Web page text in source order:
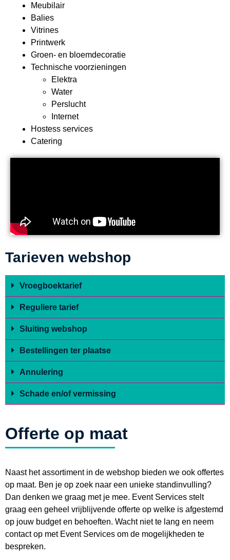
Meubilair
Balies
Vitrines
Printwerk
Groen- en bloemdecoratie
Technische voorzieningen
Elektra
Water
Perslucht
Internet
Hostess services
Catering
Tarieven webshop
Vroegboektarief
Reguliere tarief
Sluiting webshop
Bestellingen ter plaatse
Annulering
Schade en/of vermissing
Offerte op maat
Naast het assortiment in de webshop bieden we ook offertes
op maat. Ben je op zoek naar een unieke standinvulling?
Dan denken we graag met je mee. Event Services stelt
graag een geheel vrijblijvende offerte op welke is afgestemd
op jouw budget en behoeften. Wacht niet te lang en neem
contact op met Event Services om de mogelijkheden te
bespreken.